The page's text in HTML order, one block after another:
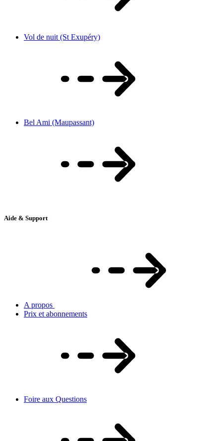
Vol de nuit (St Exupéry)
Bel Ami (Maupassant)
Aide & Support
A propos
Prix et abonnements
Foire aux Questions